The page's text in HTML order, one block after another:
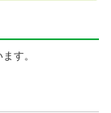
す。